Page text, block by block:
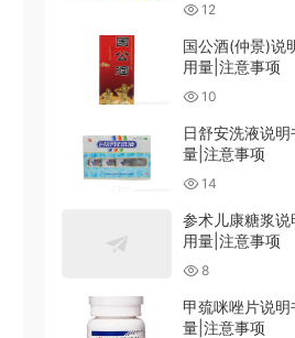
12
国公酒(仲景)说
用量|注意事项
10
日舒安洗液说
量|注意事项
14
参术儿康糖浆
用量|注意事项
8
甲巯咪唑片说
量|注意事项